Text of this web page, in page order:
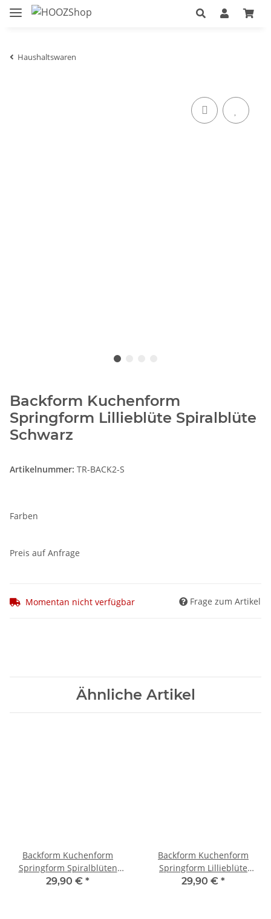
Haushaltswaren
Backform Kuchenform
Springform Lillieblüte Spiralblüte
Schwarz
Artikelnummer: TR-BACK2-S
Farben
Preis auf Anfrage
Momentan nicht verfügbar Frage zum Artikel
Ähnliche Artikel
Backform Kuchenform
Springform Spiralblüten
Lillie
29,90 € *
Backform Kuchenform
Springform Lillieblüte
Spiralblüte Tortenform
29,90 € *